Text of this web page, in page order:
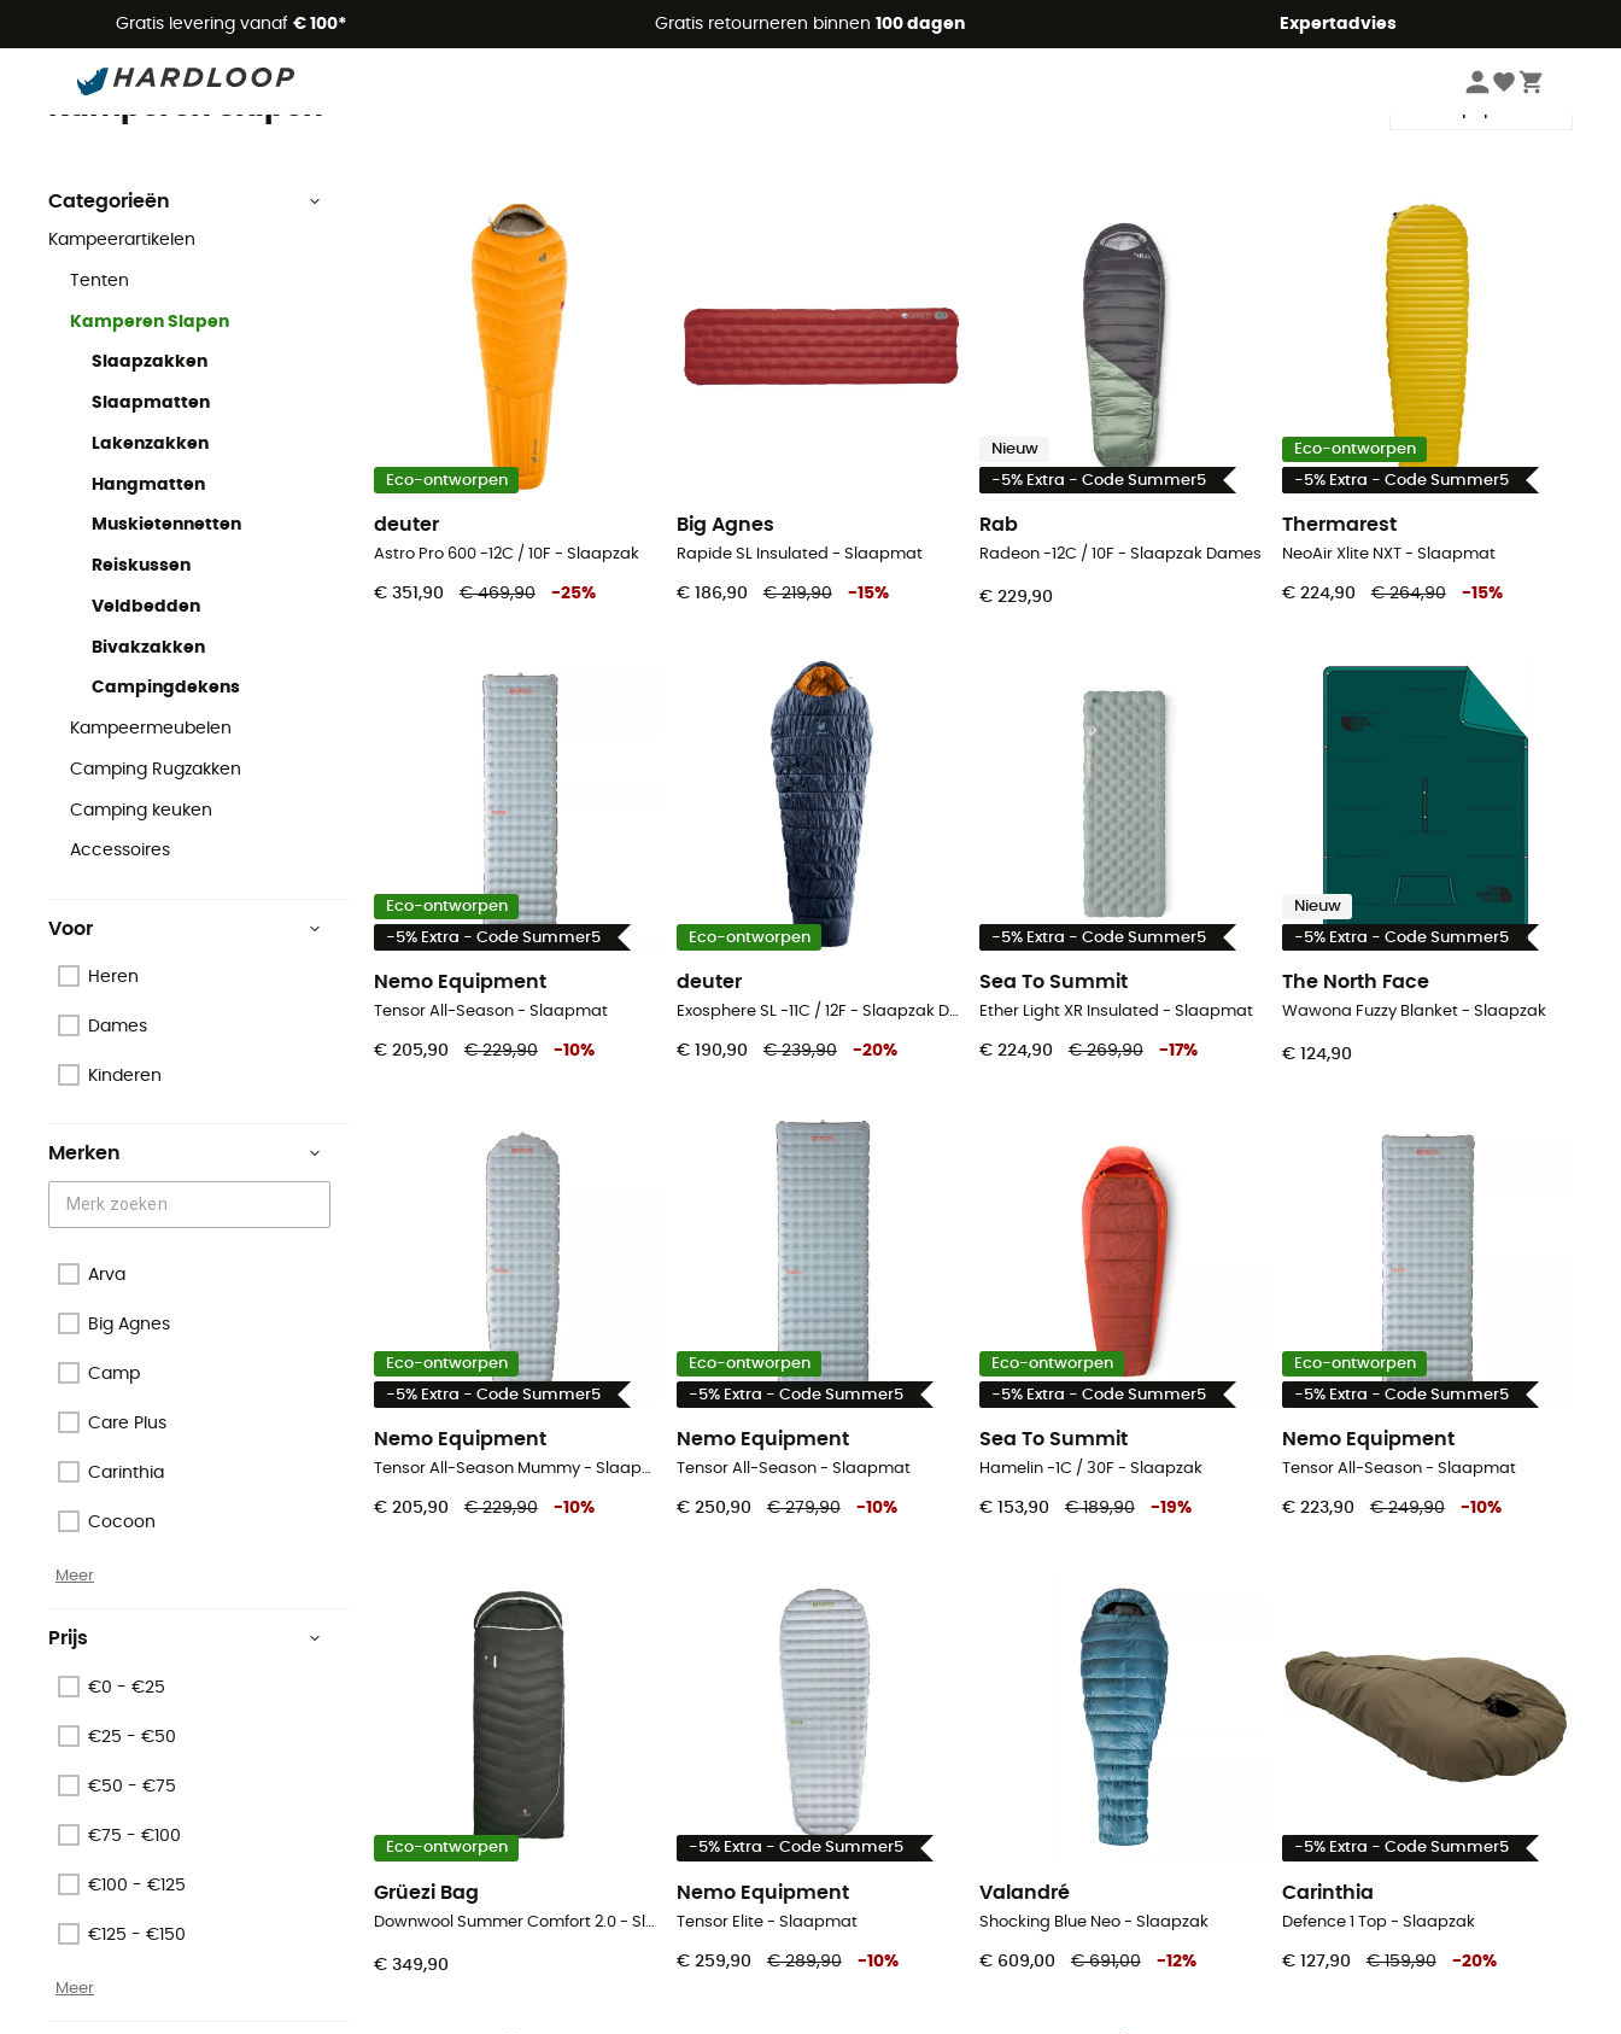
Gratis levering vanaf € 100* Gratis retourneren binnen 100 dagen Expertadvies
Zomeraanbiedingen 🔥 -5% EXTRA vanaf 2 producten* met code Summer5
Kampeerartikelen Kamperen Slapen
Kamperen Slapen
Categorieën
Kampeerartikelen
Tenten
Kamperen Slapen
Slaapzakken
Slaapmatten
Lakenzakken
Hangmatten
Muskietennetten
Reiskussen
Veldbedden
Bivakzakken
Campingdekens
Kampeermeubelen
Camping Rugzakken
Camping keuken
Accessoires
Voor
Heren
Dames
Kinderen
Merken
Arva
Big Agnes
Camp
Care Plus
Carinthia
Cocoon
Meer
Prijs
€0 - €25
€25 - €50
€50 - €75
€75 - €100
€100 - €125
€125 - €150
Meer
Eco-ontworpen
deuter
Astro Pro 600 -12C / 10F - Slaapzak
€ 351,90 € 469,90 -25%
Big Agnes
Rapide SL Insulated - Slaapmat
€ 186,90 € 219,90 -15%
Nieuw
-5% Extra - Code Summer5
Rab
Radeon -12C / 10F - Slaapzak Dames
€ 229,90
Eco-ontworpen
-5% Extra - Code Summer5
Thermarest
NeoAir Xlite NXT - Slaapmat
€ 224,90 € 264,90 -15%
Eco-ontworpen
-5% Extra - Code Summer5
Nemo Equipment
Tensor All-Season - Slaapmat
€ 205,90 € 229,90 -10%
Eco-ontworpen
deuter
Exosphere SL -11C / 12F - Slaapzak Dames
€ 190,90 € 239,90 -20%
-5% Extra - Code Summer5
Sea To Summit
Ether Light XR Insulated - Slaapmat
€ 224,90 € 269,90 -17%
Nieuw
-5% Extra - Code Summer5
The North Face
Wawona Fuzzy Blanket - Slaapzak
€ 124,90
Eco-ontworpen
-5% Extra - Code Summer5
Nemo Equipment
Tensor All-Season Mummy - Slaapmat
€ 205,90 € 229,90 -10%
Eco-ontworpen
-5% Extra - Code Summer5
Nemo Equipment
Tensor All-Season - Slaapmat
€ 250,90 € 279,90 -10%
Eco-ontworpen
-5% Extra - Code Summer5
Sea To Summit
Hamelin -1C / 30F - Slaapzak
€ 153,90 € 189,90 -19%
Eco-ontworpen
-5% Extra - Code Summer5
Nemo Equipment
Tensor All-Season - Slaapmat
€ 223,90 € 249,90 -10%
Eco-ontworpen
Grüezi Bag
Downwool Summer Comfort 2.0 - Slaapzak
€ 349,90
-5% Extra - Code Summer5
Nemo Equipment
Tensor Elite - Slaapmat
€ 259,90 € 289,90 -10%
Valandré
Shocking Blue Neo - Slaapzak
€ 609,00 € 691,00 -12%
-5% Extra - Code Summer5
Carinthia
Defence 1 Top - Slaapzak
€ 127,90 € 159,90 -20%